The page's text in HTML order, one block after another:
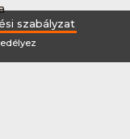
szabályzat